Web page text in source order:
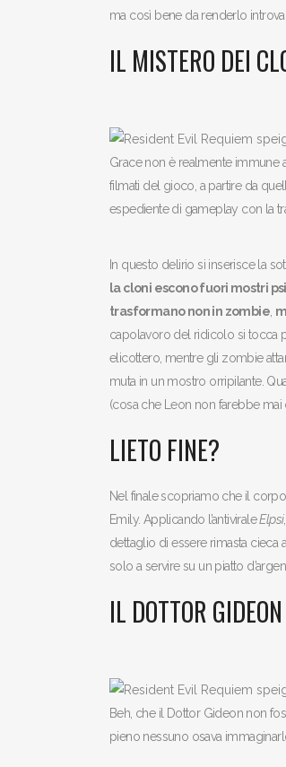
ma così bene da renderlo
IL MISTERO DEI
Grace non è realmente immune
filmati del gioco, a partire da
espediente di gameplay con la
In questo delirio si inserisce la
la cloni escono fuori mostri
trasformano non in zombie
capolavoro del ridicolo si tocca
elicottero, mentre gli zombie
muta in un mostro orripilante.
(cosa che Leon non farebbe mai
LIETO FINE?
Nel finale scopriamo che il
Emily. Applicando l’antiviraleElpsi
dettaglio di essere rimasta cieca
solo a servire su un piatto
IL DOTTOR
Beh, che il Dottor Gideon non
pieno nessuno osava